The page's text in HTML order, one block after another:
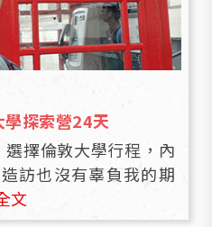
探索營24天
擇倫敦大學行程，內
訪也沒有辜負我的期
文